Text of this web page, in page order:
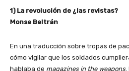
1) La revolución de ¿las revistas?
Monse Beltrán
En una traducción sobre tropas de
cómo vigilar que los soldados
hablaba de magazines in the weapons.